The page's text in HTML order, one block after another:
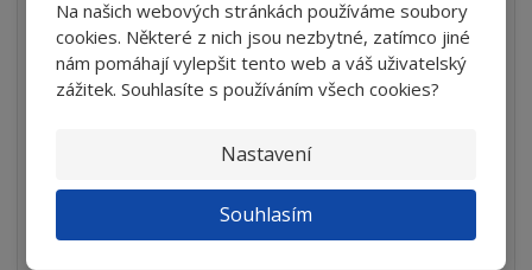
Na našich webových stránkách používáme soubory
cookies. Některé z nich jsou nezbytné, zatímco jiné
nám pomáhají vylepšit tento web a váš uživatelský
zážitek. Souhlasíte s používáním všech cookies?
Nastavení
Souhlasím
-15
Brusný výsek papír CWC na SZ pr.75mm zr....
8,40 Kč
6,94 Kč bez DPH
Detail